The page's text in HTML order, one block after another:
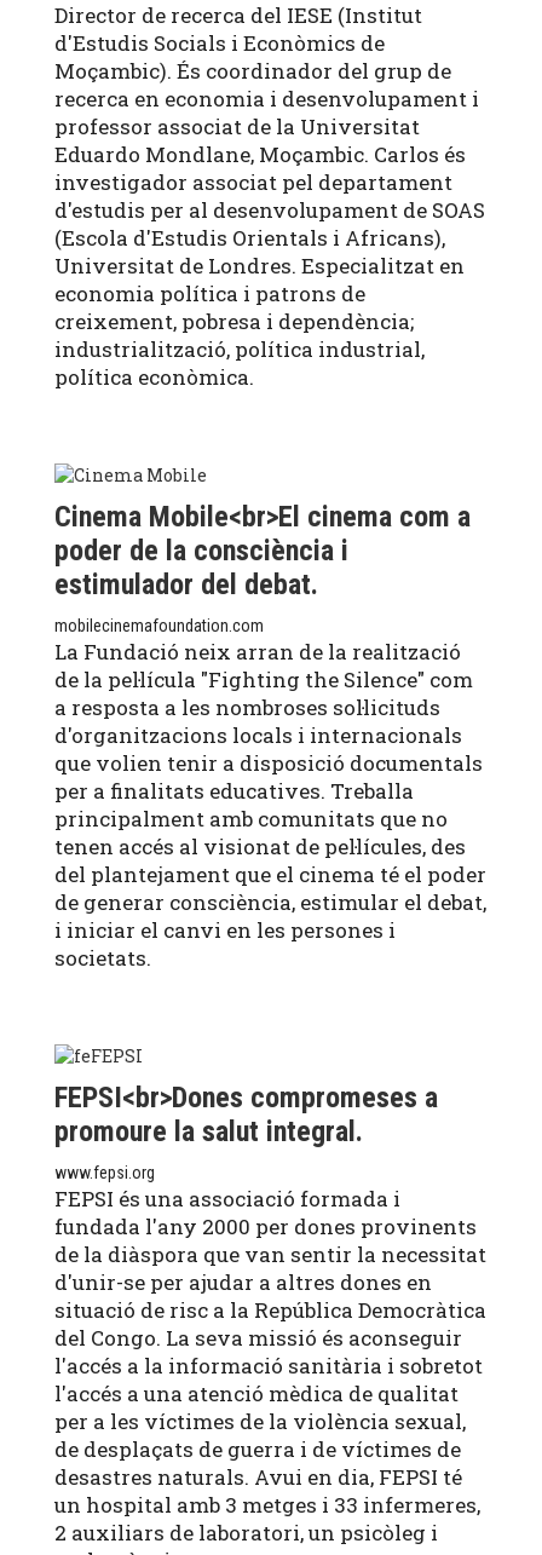
Director de recerca del IESE (Institut
d'Estudis Socials i Econòmics de
Moçambic). És coordinador del grup de
recerca en economia i desenvolupament i
professor associat de la Universitat
Eduardo Mondlane, Moçambic. Carlos és
investigador associat pel departament
d'estudis per al desenvolupament de SOAS
(Escola d'Estudis Orientals i Africans),
Universitat de Londres. Especialitzat en
economia política i patrons de
creixement, pobresa i dependència;
industrialització, política industrial,
política econòmica.
Cinema Mobile<br>El cinema com a
poder de la consciència i
estimulador del debat.
mobilecinemafoundation.com
La Fundació neix arran de la realització
de la pel·lícula "Fighting the Silence" com
a resposta a les nombroses sol·licituds
d'organitzacions locals i internacionals
que volien tenir a disposició documentals
per a finalitats educatives. Treballa
principalment amb comunitats que no
tenen accés al visionat de pel·lícules, des
del plantejament que el cinema té el poder
de generar consciència, estimular el debat,
i iniciar el canvi en les persones i
societats.
FEPSI<br>Dones compromeses a
promoure la salut integral.
www.fepsi.org
FEPSI és una associació formada i
fundada l'any 2000 per dones provinents
de la diàspora que van sentir la necessitat
d'unir-se per ajudar a altres dones en
situació de risc a la República Democràtica
del Congo. La seva missió és aconseguir
l'accés a la informació sanitària i sobretot
l'accés a una atenció mèdica de qualitat
per a les víctimes de la violència sexual,
de desplaçats de guerra i de víctimes de
desastres naturals. Avui en dia, FEPSI té
un hospital amb 3 metges i 33 infermeres,
2 auxiliars de laboratori, un psicòleg i